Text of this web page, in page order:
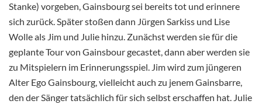
Stanke) vorgeben, Gainsbourg sei bereits tot und erinnere
sich zurück. Später stoßen dann Jürgen Sarkiss und Lise
Wolle als Jim und Julie hinzu. Zunächst werden sie für die
geplante Tour von Gainsbour gecastet, dann aber werden sie
zu Mitspielern im Erinnerungsspiel. Jim wird zum jüngeren
Alter Ego Gainsbourg, vielleicht auch zu jenem Gainsbarre,
den der Sänger tatsächlich für sich selbst erschaffen hat. Julie